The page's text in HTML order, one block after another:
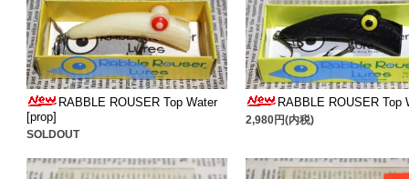
RABBLE ROUSER Top Water
[prop]
SOLDOUT
RABBLE ROUSER Top
2,980円(内税)